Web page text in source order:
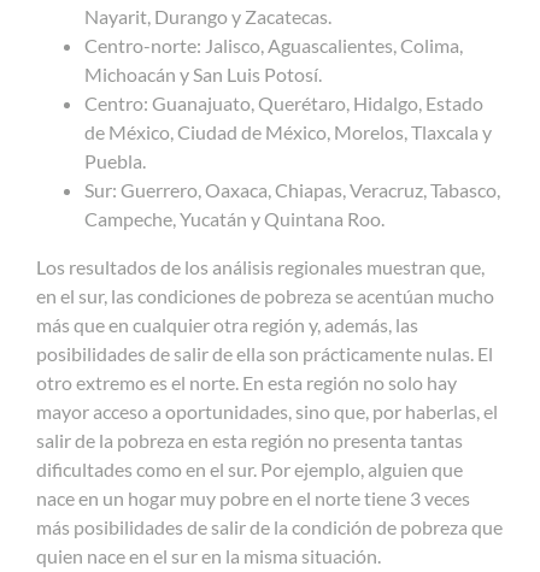
Nayarit, Durango y Zacatecas.
Centro-norte: Jalisco, Aguascalientes, Colima,
Michoacán y San Luis Potosí.
Centro: Guanajuato, Querétaro, Hidalgo, Estado
de México, Ciudad de México, Morelos, Tlaxcala y
Puebla.
Sur: Guerrero, Oaxaca, Chiapas, Veracruz, Tabasco,
Campeche, Yucatán y Quintana Roo.
Los resultados de los análisis regionales muestran que,
en el sur, las condiciones de pobreza se acentúan mucho
más que en cualquier otra región y, además, las
posibilidades de salir de ella son prácticamente nulas. El
otro extremo es el norte. En esta región no solo hay
mayor acceso a oportunidades, sino que, por haberlas, el
salir de la pobreza en esta región no presenta tantas
dificultades como en el sur. Por ejemplo, alguien que
nace en un hogar muy pobre en el norte tiene 3 veces
más posibilidades de salir de la condición de pobreza que
quien nace en el sur en la misma situación.